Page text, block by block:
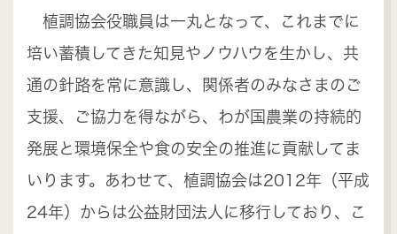
植調協会役職員は一丸となって、これまでに
培い蓄積してきた知見やノウハウを生かし、共
通の針路を常に意識し、関係者のみなさまのご
支援、ご協力を得ながら、わが国農業の持続的
発展と環境保全や食の安全の推進に貢献してま
いります。あわせて、植調協会は2012年（平成
24年）からは公益財団法人に移行しており、こ